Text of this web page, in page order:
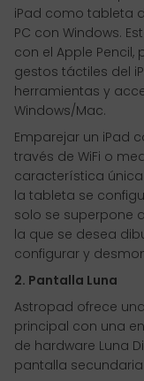
iPad como tableta
PC con Windows.
con el Apple
gestos táctiles del
herramientas y
Windows/Mac.
Emparejar un iPad
través de WiFi o
característica
la tableta se
solo se superpone
la que se desea
configurar y
2. Pantalla Luna
Astropad ofrece
principal con una
de hardware Luna
pantalla secundaria.